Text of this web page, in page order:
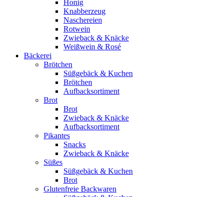
Honig
Knabberzeug
Naschereien
Rotwein
Zwieback & Knäcke
Weißwein & Rosé
Bäckerei
Brötchen
Süßgebäck & Kuchen
Brötchen
Aufbacksortiment
Brot
Brot
Zwieback & Knäcke
Aufbacksortiment
Pikantes
Snacks
Zwieback & Knäcke
Süßes
Süßgebäck & Kuchen
Brot
Glutenfreie Backwaren